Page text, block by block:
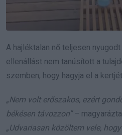
A hajléktalan nő teljesen
ellenállást nem tanúsított a
szemben, hogy hagyja el a
„Nem volt erőszakos, ezért
békésen távozzon”–
„Udvariasan közöltem vele,